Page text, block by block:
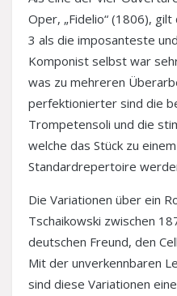
Oper, „Fidelio“ (1806),
3 als die imposanteste
Komponist selbst war
was zu mehreren
perfektionierter sind die
Trompetensoli und die
welche das Stück zu
Standardrepertoire
Die Variationen über ein
Tschaikowski zwischen
deutschen Freund, den
Mit der unverkennbaren
sind diese Variationen